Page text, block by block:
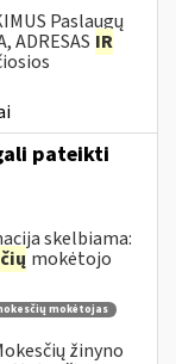
Paslaugų
ADRESAS IR
pateikti
skelbiama:
mokėtojo
mokėtojas
žinyno